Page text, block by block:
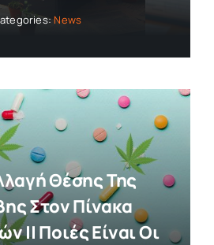
News
Θέσης Της
Στον Πίνακα
|| Ποιές Είναι Οι